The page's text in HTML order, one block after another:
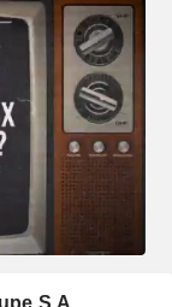
S.A.